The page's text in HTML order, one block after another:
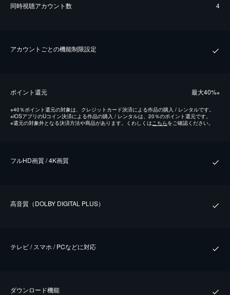
同時視聴アカウント数 4
アカウントごとの機能制限設定
ポイント還元 最⼤40%※
※40％ポイント還元の対象は、クレジットカード決済による作品の購入 / レンタルです。
※iOSアプリのUコイン決済による作品の購入 / レンタルは、20％のポイント還元です。
※還元の対象外となる決済方法や商品があります。くわしくはこちらをご確認ください。
フルHD画質 / 4K画質
⾼⾳質（DOLBY DIGITAL PLUS）
テレビ / スマホ / PCなどに対応
ダウンロード機能